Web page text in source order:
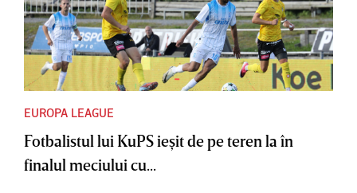
EUROPA LEAGUE
Fotbalistul lui KuPS ieşit de pe teren la în
finalul meciului cu...